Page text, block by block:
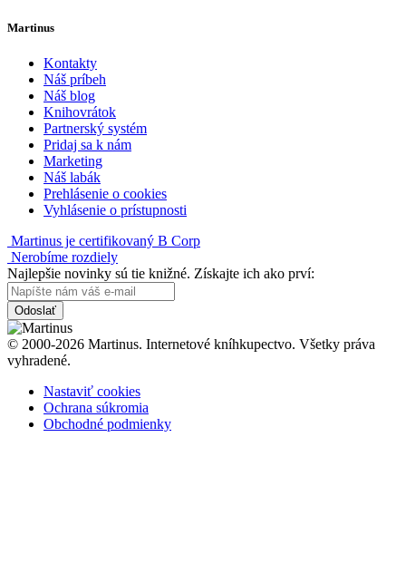
Martinus
Kontakty
Náš príbeh
Náš blog
Knihovrátok
Partnerský systém
Pridaj sa k nám
Marketing
Náš labák
Prehlásenie o cookies
Vyhlásenie o prístupnosti
Martinus je certifikovaný B Corp
Nerobíme rozdiely
Najlepšie novinky sú tie knižné. Získajte ich ako prví:
Odoslať
© 2000-2026 Martinus. Internetové kníhkupectvo. Všetky práva
vyhradené.
Nastaviť cookies
Ochrana súkromia
Obchodné podmienky